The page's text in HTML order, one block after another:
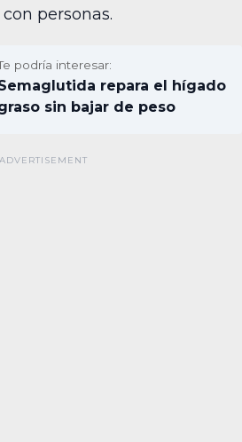
personas.
podría interesar:
repara el hígado
sin bajar de peso